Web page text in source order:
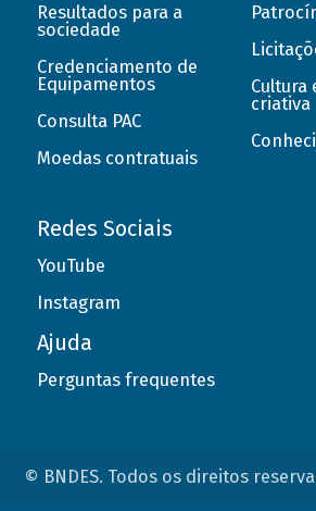
Resultados para a
sociedade
Credenciamento de
Equipamentos
Consulta PAC
Moedas contratuais
Cultura
criativa
Redes Sociais
YouTube
Instagram
Ajuda
Perguntas frequentes
© BNDES. Todos os direitos